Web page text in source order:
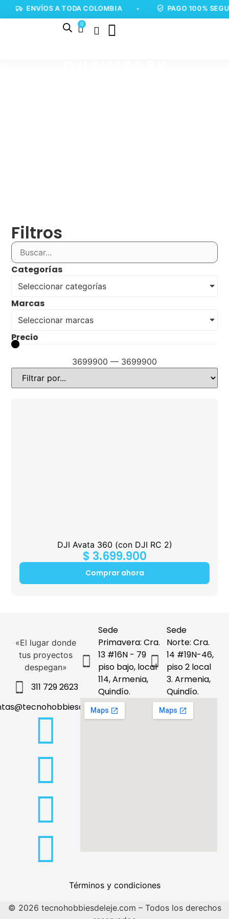
ENVÍOS A TODA COLOMBIA PAGO 100%
0
Filtros
Categorías
Seleccionar categorías
Marcas
Seleccionar marcas
Precio
3699900 — 3699900
DJI Avata 360 (con DJI RC 2)
$ 3.699.900
Comprar ahora
«El lugar donde
tus proyectos
despegan»
311 729 2623
Sede
Primavera: Cra.
13 #16N - 79
piso bajo, local
114, Armenia,
Quindío.
Sede
Norte: Cra.
14 #19N-46,
piso 2 local
3. Armenia,
Quindío.
Términos y condiciones
© 2026 tecnohobbiesdeleje.com – Todos los derechos